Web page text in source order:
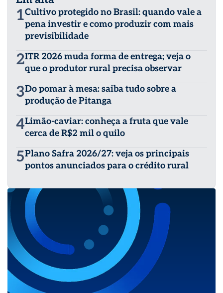
1Cultivo protegido no Brasil: quando vale a
pena investir e como produzir com mais
previsibilidade
2ITR 2026 muda forma de entrega; veja o
que o produtor rural precisa observar
3Do pomar à mesa: saiba tudo sobre a
produção de Pitanga
4Limão-caviar: conheça a fruta que vale
cerca de R$2 mil o quilo
5Plano Safra 2026/27: veja os principais
pontos anunciados para o crédito rural